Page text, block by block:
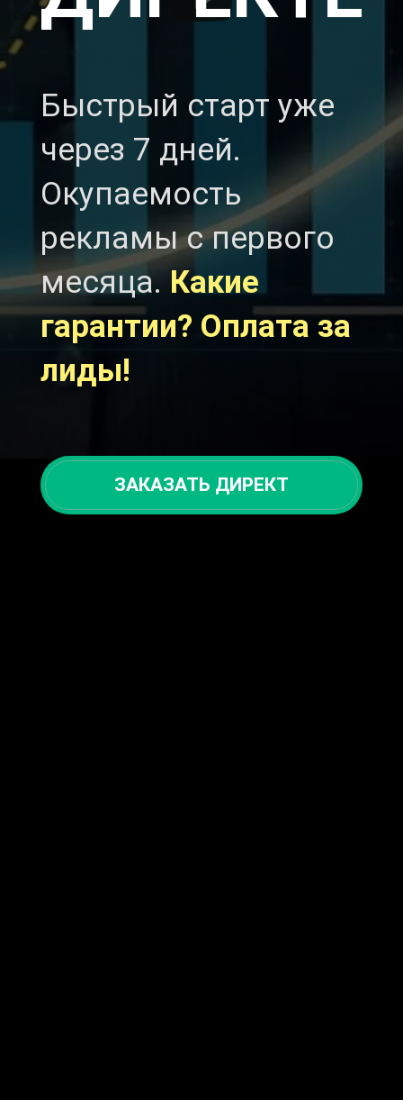
Быстрый старт уже
через 7 дней.
Окупаемость
рекламы с первого
месяца. Какие
гарантии? Оплата за
лиды!
ЗАКАЗАТЬ ДИРЕКТ